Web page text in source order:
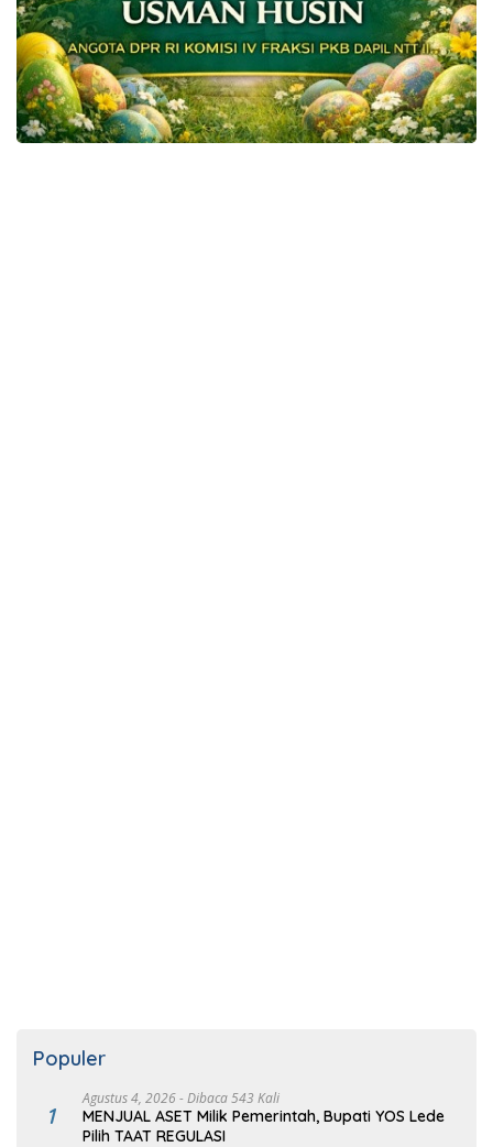
Populer
1
Agustus 4, 2026- Dibaca 543 Kali
MENJUAL ASET Milik Pemerintah, Bupati YOS Lede
Pilih TAAT REGULASI